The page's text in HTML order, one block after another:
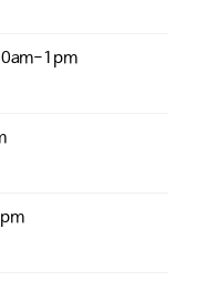
1pm